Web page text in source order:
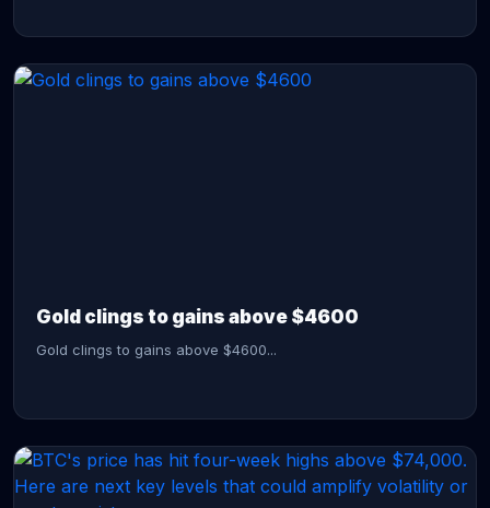
Gold clings to gains above $4600
Gold clings to gains above $4600...